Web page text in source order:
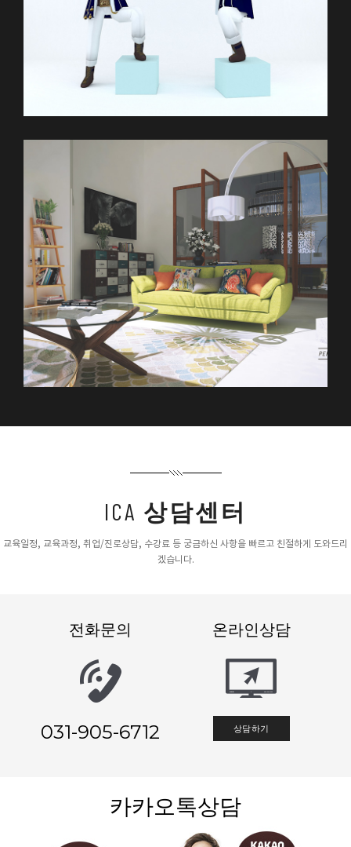
ICA 상담센터
교육일정, 교육과정, 취업/진로상담, 수강료 등 궁금하신 사항을 빠르고 친절하게 도와드리
겠습니다.
전화문의
031-905-6712
온라인상담
상담하기
카카오톡상담